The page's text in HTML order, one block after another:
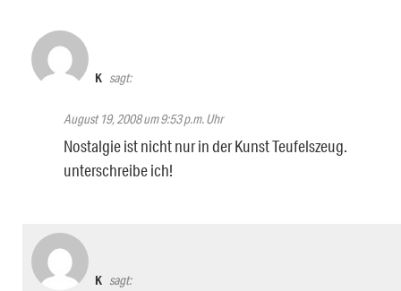
K sagt:
August 19, 2008 um 9:53 p.m. Uhr
Nostalgie ist nicht nur in der Kunst Teufelszeug.
unterschreibe ich!
K sagt: